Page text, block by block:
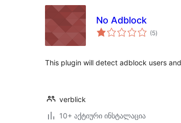
No Adblock
(5საერთო
რეიტინგი
)
This plugin will detect adblock users
verblick
10+ აქტიური ინსტალაცია